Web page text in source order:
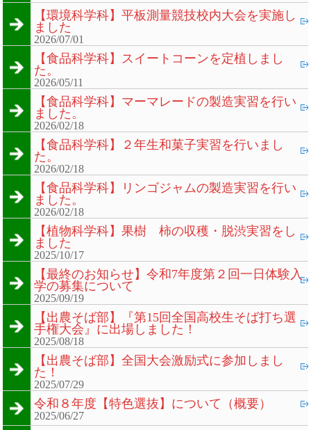
【環境科学科】平板測量競技校内大会を実施し
ました
2026/07/01
【食品科学科】スイートコーンを定植しまし
た。
2026/05/11
【食品科学科】マーマレードの製造実習を行い
ました。
2026/02/18
【食品科学科】２年生和菓子実習を行いまし
た。
2026/02/18
【食品科学科】リンゴジャムの製造実習を行い
ました。
2026/02/18
【植物科学科】果樹 柿の収穫・脱渋実習をし
ました
2025/10/17
【最終のお知らせ】令和7年度第２回一日体験入
学の募集について
2025/09/19
【出農そば部】『第15回全国高校生そば打ち選
手権大会』に出場しました！
2025/08/18
【出農そば部】全国大会激励式に参加しまし
た！
2025/07/29
令和８年度【特色選抜】について（概要）
2025/06/27